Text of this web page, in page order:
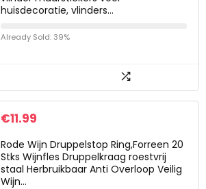
huisdecoratie, vlinders…
Already Sold: 39%
€11.99
Rode Wijn Druppelstop Ring,Forreen 20
Stks Wijnfles Druppelkraag roestvrij
staal Herbruikbaar Anti Overloop Veilig
Wijn…